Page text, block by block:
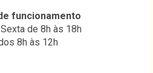
funcionamento
de 8h às 18h
8h às 12h